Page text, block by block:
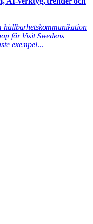
hållbarhetskommunikation
för Visit Swedens
exempel...